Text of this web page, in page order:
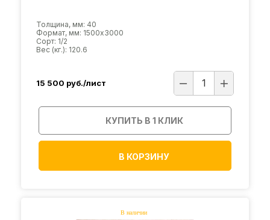
Толщина, мм: 40
Формат, мм: 1500х3000
Сорт: 1/2
Вес (кг.): 120.6
15 500 руб./лист
КУПИТЬ В 1 КЛИК
В КОРЗИНУ